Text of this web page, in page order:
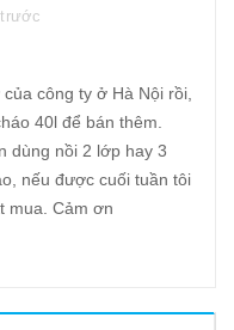
công ty ở Hà Nội rồi,
40l để bán thêm.
dùng nồi 2 lớp hay 3
nếu được cuối tuần tôi
mua. Cảm ơn